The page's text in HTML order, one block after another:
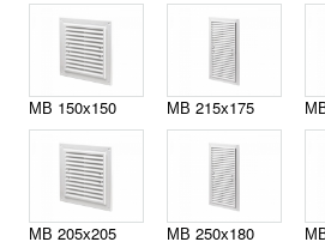
МВ 150х150
МВ 205х205
МВ 215х175
МВ 250х180